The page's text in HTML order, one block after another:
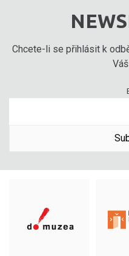
Chcete-li se přihlásit k